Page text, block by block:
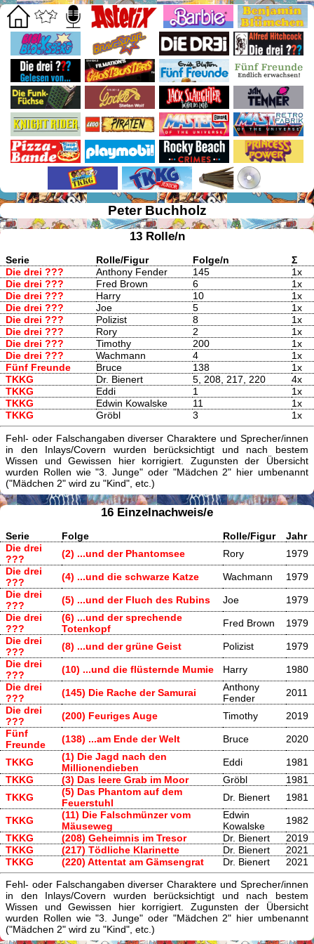
Peter Buchholz
13 Rolle/n
Serie Rolle/Figur Folge/n
Σ
Die drei ???
Anthony Fender 145
1x
Die drei ???
Fred Brown 6
1x
Die drei ???
Harry 10
1x
Die drei ???
Joe 5
1x
Die drei ???
Polizist 8
1x
Die drei ???
Rory 2
1x
Die drei ???
Timothy 200
1x
Die drei ???
Wachmann 4
1x
Fünf Freunde
Bruce 138
1x
TKKG
Dr. Bienert 5, 208, 217, 220
4x
TKKG
Eddi 1
1x
TKKG
Edwin Kowalske 11
1x
TKKG
Gröbl 3 1x
Fehl- oder Falschangaben diverser Charaktere und Sprecher/innen
in den Inlays/Covern wurden berücksichtigt und nach bestem
Wissen und Gewissen hier korrigiert. Zugunsten der Übersicht
wurden Rollen wie "3. Junge" oder "Mädchen 2" hier umbenannt
("Mädchen 2" wird zu "Kind", etc.)
16 Einzelnachweis/e
Serie Folge Rolle/Figur
Jahr
Die drei
???
(2) ...und der Phantomsee Rory
1979
Die drei
???
(4) ...und die schwarze Katze Wachmann
1979
Die drei
???
(5) ...und der Fluch des Rubins Joe
1979
Die drei
???
(6) ...und der sprechende
Totenkopf
Fred Brown
1979
Die drei
???
(8) ...und der grüne Geist Polizist
1979
Die drei
???
(10) ...und die flüsternde Mumie Harry
1980
Die drei
???
(145) Die Rache der Samurai
Anthony
Fender
2011
Die drei
???
(200) Feuriges Auge Timothy
2019
Fünf
Freunde
(138) ...am Ende der Welt Bruce 2020
TKKG
(1) Die Jagd nach den
Millionendieben
Eddi
1981
TKKG
(3) Das leere Grab im Moor Gröbl
1981
TKKG
(5) Das Phantom auf dem
Feuerstuhl
Dr. Bienert 1981
TKKG
(11) Die Falschmünzer vom
Mäuseweg
Edwin
Kowalske
1982
TKKG
(208) Geheimnis im Tresor Dr. Bienert
2019
TKKG
(217) Tödliche Klarinette Dr. Bienert
2021
TKKG
(220) Attentat am Gämsengrat Dr. Bienert 2021
Fehl- oder Falschangaben diverser Charaktere und Sprecher/innen
in den Inlays/Covern wurden berücksichtigt und nach bestem
Wissen und Gewissen hier korrigiert. Zugunsten der Übersicht
wurden Rollen wie "3. Junge" oder "Mädchen 2" hier umbenannt
("Mädchen 2" wird zu "Kind", etc.)